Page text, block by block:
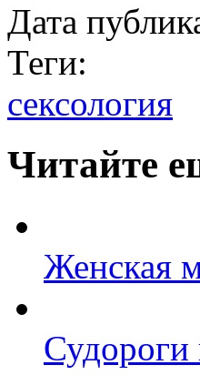
Дата
Теги:
сексология
Читайте
Женская